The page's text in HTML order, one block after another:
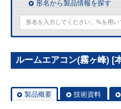
形名から製品情報を探す
ルームエアコン(霧ヶ峰) [
製品概要 技術資料